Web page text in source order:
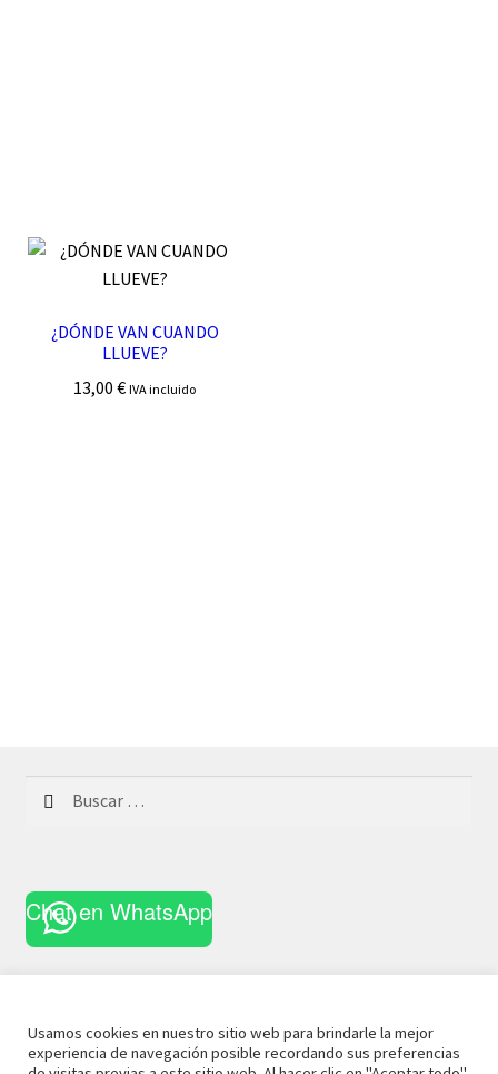
¿DÓNDE VAN CUANDO
LLUEVE?
13,00€ IVA incluido
Chat en WhatsApp
Usamos cookies en nuestro sitio web para brindarle la mejor
experiencia de navegación posible recordando sus preferencias